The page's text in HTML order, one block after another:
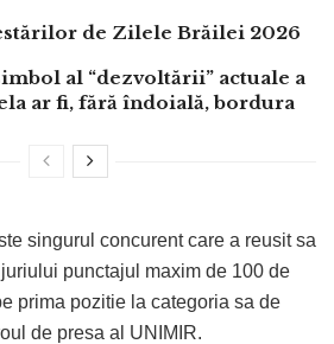
de Zilele Brăilei 2026
al “dezvoltării” actuale a
ar fi, fără îndoială, bordura
singurul concurent care a reusit sa
punctajul maxim de 100 de
prima pozitie la categoria sa de
de presa al UNIMIR.